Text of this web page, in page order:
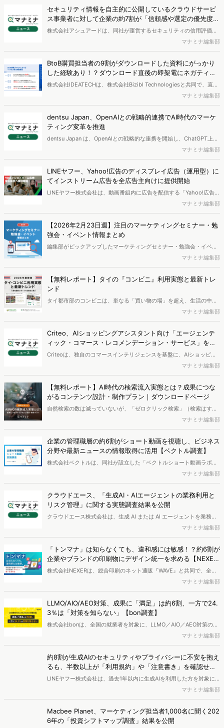
「ValueQIC（ヴァリュークイック）」なら、日記形式の調査を通じ
て、最大14日間分のモニタリング結果をご提供することが可能です。
第6回は、日記調査機能の特徴を事例とともにご紹介します。
セキュリティ情報を自主的に公開しているクラウドサービ
ス事業者に対して企業の約7割が「信頼感や選定の優先度が
上がる」と回答【アシュアード調査】
株式会社アシュアードは、同社が運営するセキュリティの信用評価プ
ラットフォーム「Assured」にて、従業員数1,000名以上の大手企業に
所属する情報システム・セキュリティ部門の方を対象にクラウドサー
ビスの利用の際の公開情報の確認状況やサービス選定への影響につい
て、セキュリティの情報開示に関する実態を調査し、結果を公開しま
した。
マナミナ編集部
BtoB購買担当者の9割がダウンロードした資料にがっかり
した経験あり！？ダウンロード直後の即架電にネガティブ
な印象が大多数【IDEATECH調査】
株式会社IDEATECHは、株式会社Bizibl Technologiesと共同で、直近
1年以内に、勤務先で法人向けサービス（BtoB商材）の導入検討・選
定に関わった」と回答した方決裁者・責任者・担当者を対象に、BtoB
購買プロセスにおける「7つの大罪」実態調査を実施し、結果を公開
しました。
マナミナ編集部
dentsu Japan、OpenAIとの戦略的連携でAI時代のマーケ
ティング変革を推進
dentsu Japan は、OpenAIとの戦略的な連携を開始し、ChatGPT上で
の顧客体験開発を起点に 企業の事業活動全体のAI化を支援していくと
発表しました。
マナミナ編集部
LINEヤフー、Yahoo!広告のディスプレイ広告（運用型）に
てインストリーム広告を全広告主向けに提供開始
LINEヤフー株式会社は、動画番組内に広告を配信する「Yahoo!広告
ディスプレイ広告（運用型）インストリーム広告」を全広告主向けに
提供開始したことを発表しました。
マナミナ編集部
【2026年2月23日週】注目のマーケティングセミナー・勉
強会・イベント情報まとめ
編集部がピックアップしたマーケティングセミナー・勉強会・イベン
マナミナ編集部
【無料レポート】タイの『コンビニ』利用実態と最新トレ
ンド
タイ都市部のコンビニは、単なる「買い物の場」を超え、生活の中に
組み込まれた「日常の接点」として利用される様子が見られます。本
レポートでは、来店頻度の背景にある「来店の文脈」、カテゴリ購買
の「習慣化」、入店前接点、そして現地撮影の棚写真まで含め、タイ
のコンビニ利用を「行動構造」として整理しています。
マナミナ編集部
Criteo、AIショッピングアシスタント向け「エージェンテ
ィック・コマース・レコメンデーション・サービス」を発
表
Criteoは、独自のコマースインテリジェンスを基盤に、AIショッピン
グアシスタント向けに最適化された高精度な商品レコメンデーション
を可能にする「エージェンティック・コマース・レコメンデーショ
ン・サービス」を発表しました。
マナミナ編集部
【無料レポート】AI時代の検索流入実態とは？成果につな
がるコンテンツ設計・制作プラン｜ダウンロードページ
自然検索の数は減っていないが、「ゼロクリック検索」（検索はする
がページには流入しない）の割合が増加しているのが、AI時代の検索
流入の現状と言われています。では、その要因はどのようなことなの
か、また、要因を理解した上で、成果に確実につながるコンテンツを
制作するにはどうするべきなのでしょうか。本レポートはこのような
疑問をお抱えのSEO・Webマーケティングご担当者様におすすめの内
容となっています。※本レポートは記事のフォームから無料でダウン
マナミナ編集部
企業の管理職層の約6割がショート動画を視聴し、ビジネス
分野や最新ニュースの情報取得に活用【ベクトル調査】
株式会社ベクトルは、同社が設立した「ベクトルショート動画ラボ」
にて、全国のさまざまな業界の企業における管理職層（部長クラス以
上）を対象に、「ショート動画に関する意識調査」を実施し、結果を
公開しました。
マナミナ編集部
クラウドエース、「生成AI・AIエージェントの業務利用と
リスク管理」に関する実態調査結果を公開
クラウドエース株式会社は、生成 AI または AI エージェントを業務で
利用している担当者を対象に、「生成 AI・AI エージェントの業務利用
とリスク管理に関する実態調査」を実施し、結果を公開しました。
マナミナ編集部
「トンマナ」は知らなくても、違和感には敏感！？約6割が
企業やブランドの印刷物にデザイン統一を求める【NEXE
R・WAVE調査】
株式会社NEXERは、総合印刷のネット通販『WAVE』と共同で、全国
の男女を対象に「デザインに関するアンケート」を実施し、結果を公
開しました。
マナミナ編集部
LLMO/AIO/AEO対策、成果に「満足」は約6割、一方で24.
3％は「対策を知らない」【bon調査】
株式会社bonは、全国の就業者を対象に、LLMO／AIO／AEO対策の実
マナミナ編集部
約8割が生成AIのセキュリティやプライバシーに不安を抱え
るも、半数以上が「利用規約」や「注意書き」を確認せず
【LINEヤフー調査】
LINEヤフー株式会社は、過去1年以内に生成AIを利用した方を対象に
「生成AI利用に関する意識調査」を実施し、結果を公開しました。
マナミナ編集部
Macbee Planet、マーケティング担当者1,000名に聞く202
6年の「投資シフトマップ調査」結果を公開